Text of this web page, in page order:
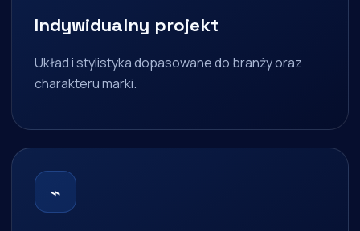
Indywidualny projekt
Układ i stylistyka dopasowane do branży oraz
charakteru marki.
⌁